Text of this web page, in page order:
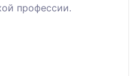
профессии.